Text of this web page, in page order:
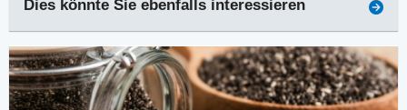
Dies könnte Sie ebenfalls interessieren